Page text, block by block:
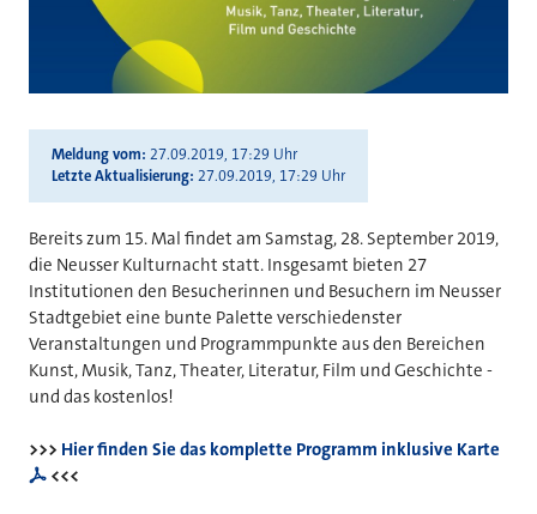
Meldung vom 27.09.2019, 17:29 Uhr
Letzte Aktualisierung 27.09.2019, 17:29 Uhr
Bereits zum 15. Mal findet am Samstag, 28. September 2019,
die Neusser Kulturnacht statt. Insgesamt bieten 27
Institutionen den Besucherinnen und Besuchern im Neusser
Stadtgebiet eine bunte Palette verschiedenster
Veranstaltungen und Programmpunkte aus den Bereichen
Kunst, Musik, Tanz, Theater, Literatur, Film und Geschichte -
und das kostenlos!
>>> Hier finden Sie das komplette Programm inklusive Karte
<<<